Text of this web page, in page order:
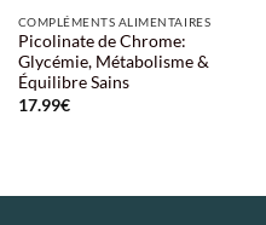
COMPLÉMENTS ALIMENTAIRES
Picolinate de Chrome:
Glycémie, Métabolisme &
Équilibre Sains
17.99€